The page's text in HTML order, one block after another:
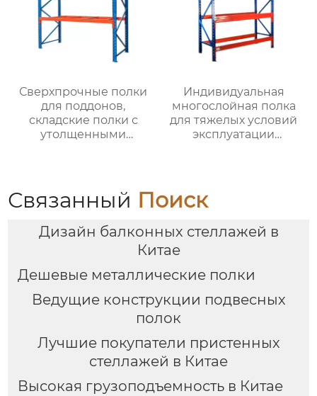
Сверхпрочные полки
для поддонов,
складские полки с
утолщенными
полки для хранения с
высокой нагрузкой,
Индивидуальная
многослойная полка
для тяжелых условий
эксплуатации
поддонов оптовая
Хэбэе
Связанный Поиск
Дизайн балконных стеллажей в
Китае
Дешевые металлические полки
Ведущие конструкции подвесных
полок
Лучшие покупатели пристенных
стеллажей в Китае
Высокая грузоподъемность в Китае